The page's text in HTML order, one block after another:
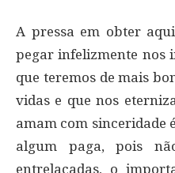
A pressa em obter
pegar infelizmente nos
que teremos de mais
vidas e que nos
amam com sinceridade
algum paga, pois
entrelaçadas, o